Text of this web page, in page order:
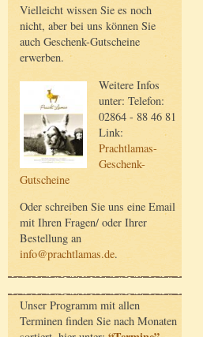
Vielleicht wissen Sie es noch
nicht, aber bei uns können Sie
auch Geschenk-Gutscheine
erwerben.
Weitere Infos
unter: Telefon:
02864 - 88 46 81
Link:
Prachtlamas-
Geschenk-
Gutscheine
Oder schreiben Sie uns eine Email
mit Ihren Fragen/ oder Ihrer
Bestellung an
info@prachtlamas.de.
Unser Programm mit allen
Terminen finden Sie nach Monaten